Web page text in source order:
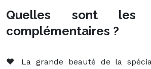
Quelles sont les
complémentaires ?
❤️ La grande beauté de la